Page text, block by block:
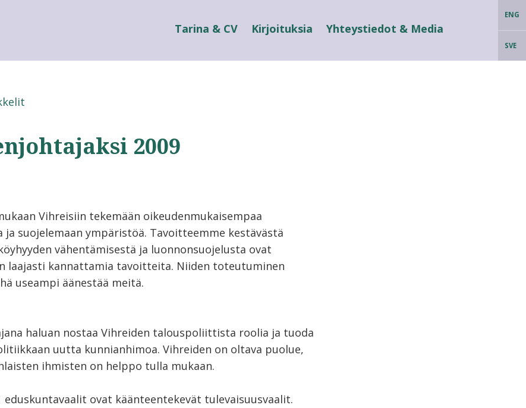
ENG
SVE
Tarina & CV Kirjoituksia Yhteystiedot & Media
2009
Vihreisiin tekemään oikeudenmukaisempaa
ja suojelemaan ympäristöä. Tavoitteemme kestävästä
vähentämisestä ja luonnonsuojelusta ovat
laajasti kannattamia tavoitteita. Niiden toteutuminen
useampi äänestää meitä.
haluan nostaa Vihreiden talouspoliittista roolia ja tuoda
uutta kunnianhimoa. Vihreiden on oltava puolue,
ihmisten on helppo tulla mukaan.
eduskuntavaalit ovat käänteentekevät tulevaisuusvaalit.